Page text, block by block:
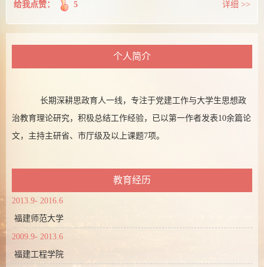
给我点赞： 5 详细 >>
个人简介
长期深耕思政育人一线，专注于党建工作与大学生思想政
治教育理论研究，积极总结工作经验，已以第一作者发表10余篇论
文，主持主研省、市厅级及以上课题7项。
教育经历
2013.9- 2016.6
福建师范大学
2009.9- 2013.6
福建工程学院